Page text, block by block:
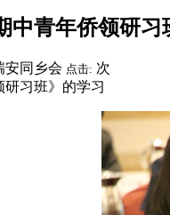
中青年侨领研习
安同乡会 点击: 次
研习班》的学习